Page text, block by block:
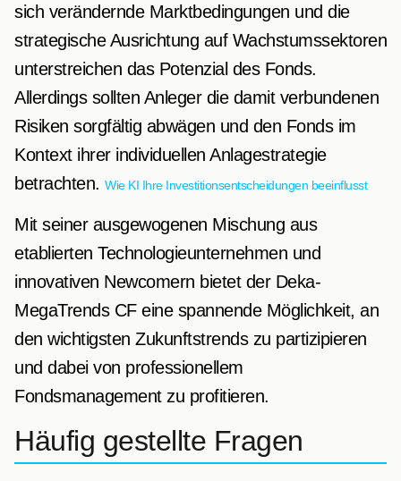
sich verändernde Marktbedingungen und die
strategische Ausrichtung auf Wachstumssektoren
unterstreichen das Potenzial des Fonds.
Allerdings sollten Anleger die damit verbundenen
Risiken sorgfältig abwägen und den Fonds im
Kontext ihrer individuellen Anlagestrategie
betrachten. Wie KI Ihre Investitionsentscheidungen beeinflusst
Mit seiner ausgewogenen Mischung aus
etablierten Technologieunternehmen und
innovativen Newcomern bietet der Deka-
MegaTrends CF eine spannende Möglichkeit, an
den wichtigsten Zukunftstrends zu partizipieren
und dabei von professionellem
Fondsmanagement zu profitieren.
Häufig gestellte Fragen